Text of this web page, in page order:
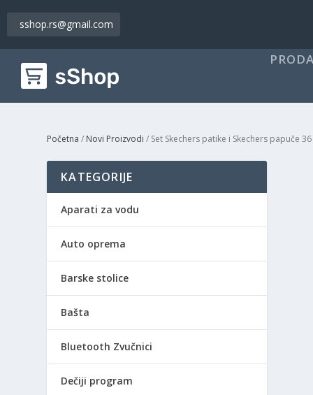
sshop.rs@gmail.com
Početna / Novi Proizvodi / Set Skechers patike i Skechers papuče 36
KATEGORIJE
Aparati za vodu
Auto oprema
Barske stolice
Bašta
Bluetooth Zvučnici
Dečiji program